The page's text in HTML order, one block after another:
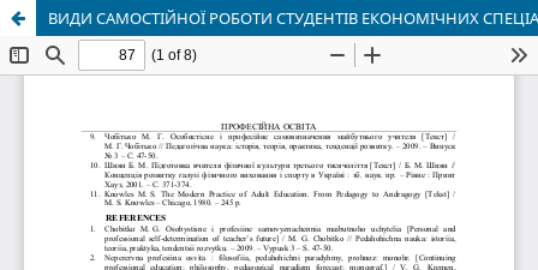
ВИДИ САМОСТІЙНОЇ РОБОТИ СТУДЕНТІВ ЕКОНОМІЧНИХ